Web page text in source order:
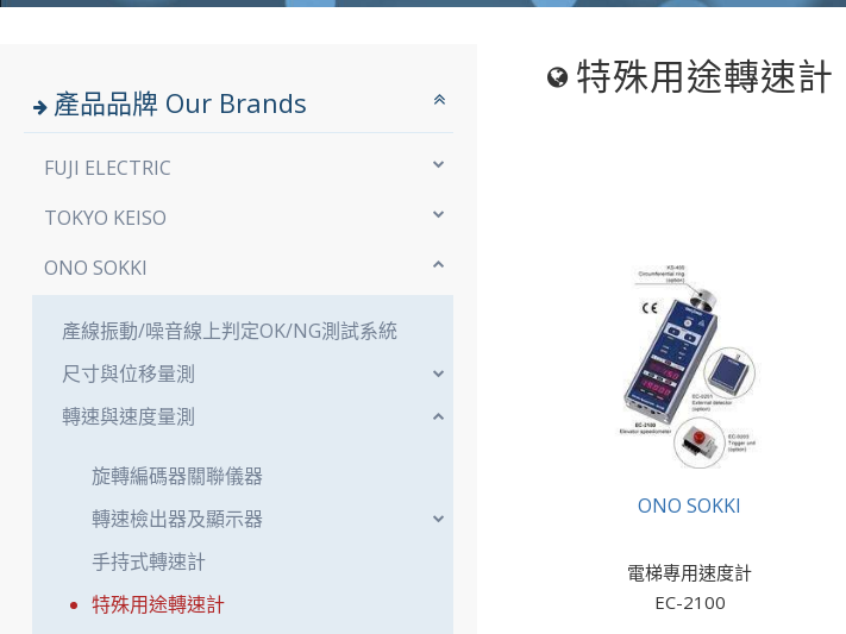
產品品牌 Our Brands
FUJI ELECTRIC
TOKYO KEISO
ONO SOKKI
產線振動/噪音線上判定OK/NG測試系統
尺寸與位移量測
轉速與速度量測
旋轉編碼器關聯儀器
轉速檢出器及顯示器
手持式轉速計
特殊用途轉速計
特殊用途轉速計
ONO SOKKI
電梯專用速度計
EC-2100